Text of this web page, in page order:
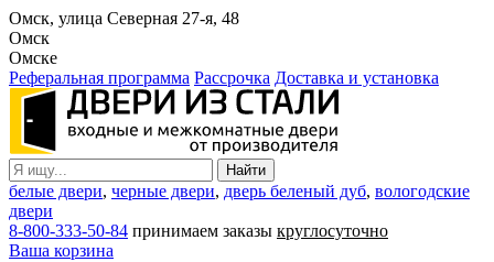
Омск, улица Северная 27-я, 48
Омск
Омске
Реферальная программа Рассрочка Доставка и установка
белые двери, черные двери, дверь беленый дуб, вологодские
двери
8-800-333-50-84 принимаем заказы круглосуточно
Ваша корзина